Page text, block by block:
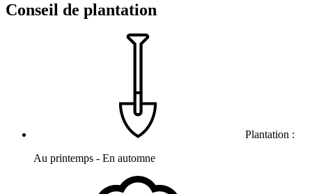
Conseil de plantation
Plantation :
Au printemps - En automne